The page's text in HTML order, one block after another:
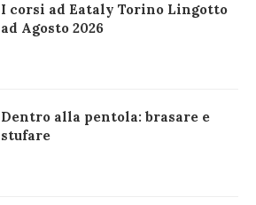
I corsi ad Eataly Torino Lingotto
ad Agosto 2026
Dentro alla pentola: brasare e
stufare